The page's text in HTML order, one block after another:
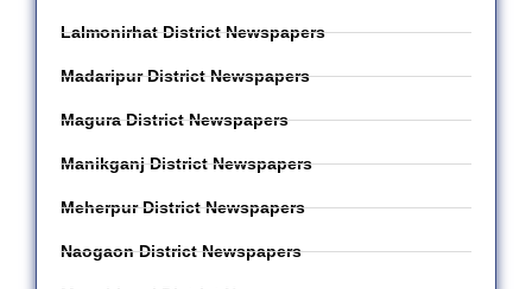
Lalmonirhat District Newspapers
Madaripur District Newspapers
Magura District Newspapers
Manikganj District Newspapers
Meherpur District Newspapers
Naogaon District Newspapers